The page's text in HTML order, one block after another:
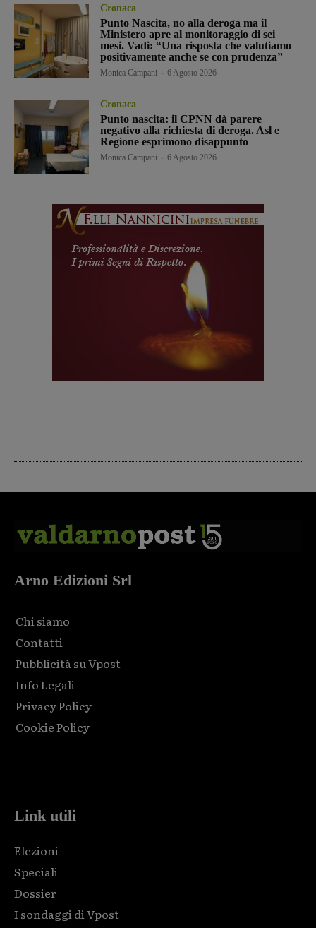
Cronaca
Punto Nascita, no alla deroga ma il
Ministero apre al monitoraggio di sei
mesi. Vadi: “Una risposta che valutiamo
positivamente anche se con prudenza”
Monica Campani 6 Agosto 2026
Cronaca
Punto nascita: il CPNN dà parere
negativo alla richiesta di deroga. Asl e
Regione esprimono disappunto
Monica Campani 6 Agosto 2026
Arno Edizioni Srl
Chi siamo
Contatti
Pubblicità su Vpost
Info Legali
Privacy Policy
Cookie Policy
Link utili
Elezioni
Speciali
Dossier
I sondaggi di Vpost